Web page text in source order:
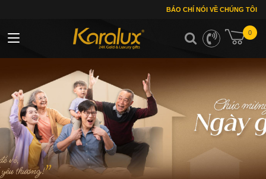
BÁO CHÍ NÓI VỀ CHÚNG TÔI
0
Toggle navigation